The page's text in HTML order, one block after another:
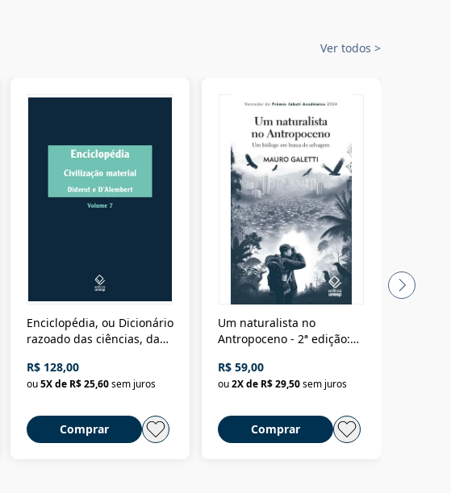
Ver todos >
Enciclopédia, ou Dicionário
razoado das ciências, das
Civilização material
R$ 128,00
ou5X de R$ 25,60sem juros
Comprar
Um naturalista no
Antropoceno - 2ª edição:
selvagem
R$ 59,00
ou2X de R$ 29,50sem juros
Comprar